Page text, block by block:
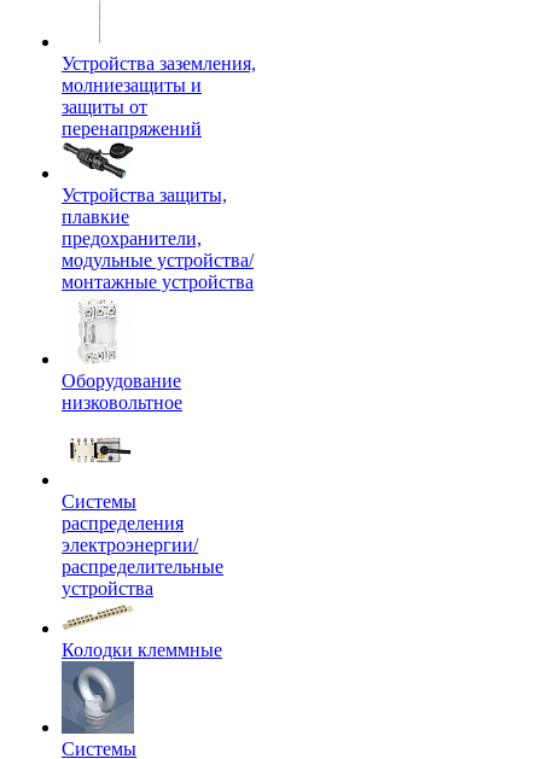
Устройства заземления,
молниезащиты и
защиты от
перенапряжений
Устройства защиты,
плавкие
предохранители,
модульные устройства/
монтажные устройства
Оборудование
низковольтное
Системы
распределения
электроэнергии/
распределительные
устройства
Колодки клеммные
Системы